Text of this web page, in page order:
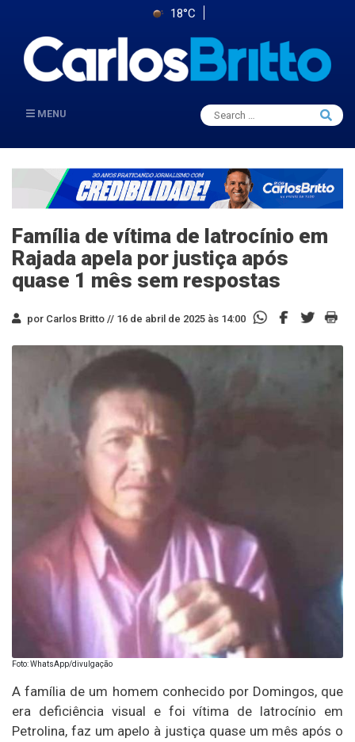
18°C
MENU
Search
for:
Search
Família de vítima de latrocínio em
Rajada apela por justiça após
quase 1 mês sem respostas
por Carlos Britto // 16 de abril de 2025 às 14:00
Foto: WhatsApp/divulgação
A família de um homem conhecido por Domingos, que
era deficiência visual e foi vítima de latrocínio em
Petrolina, faz um apelo à justiça quase um mês após o